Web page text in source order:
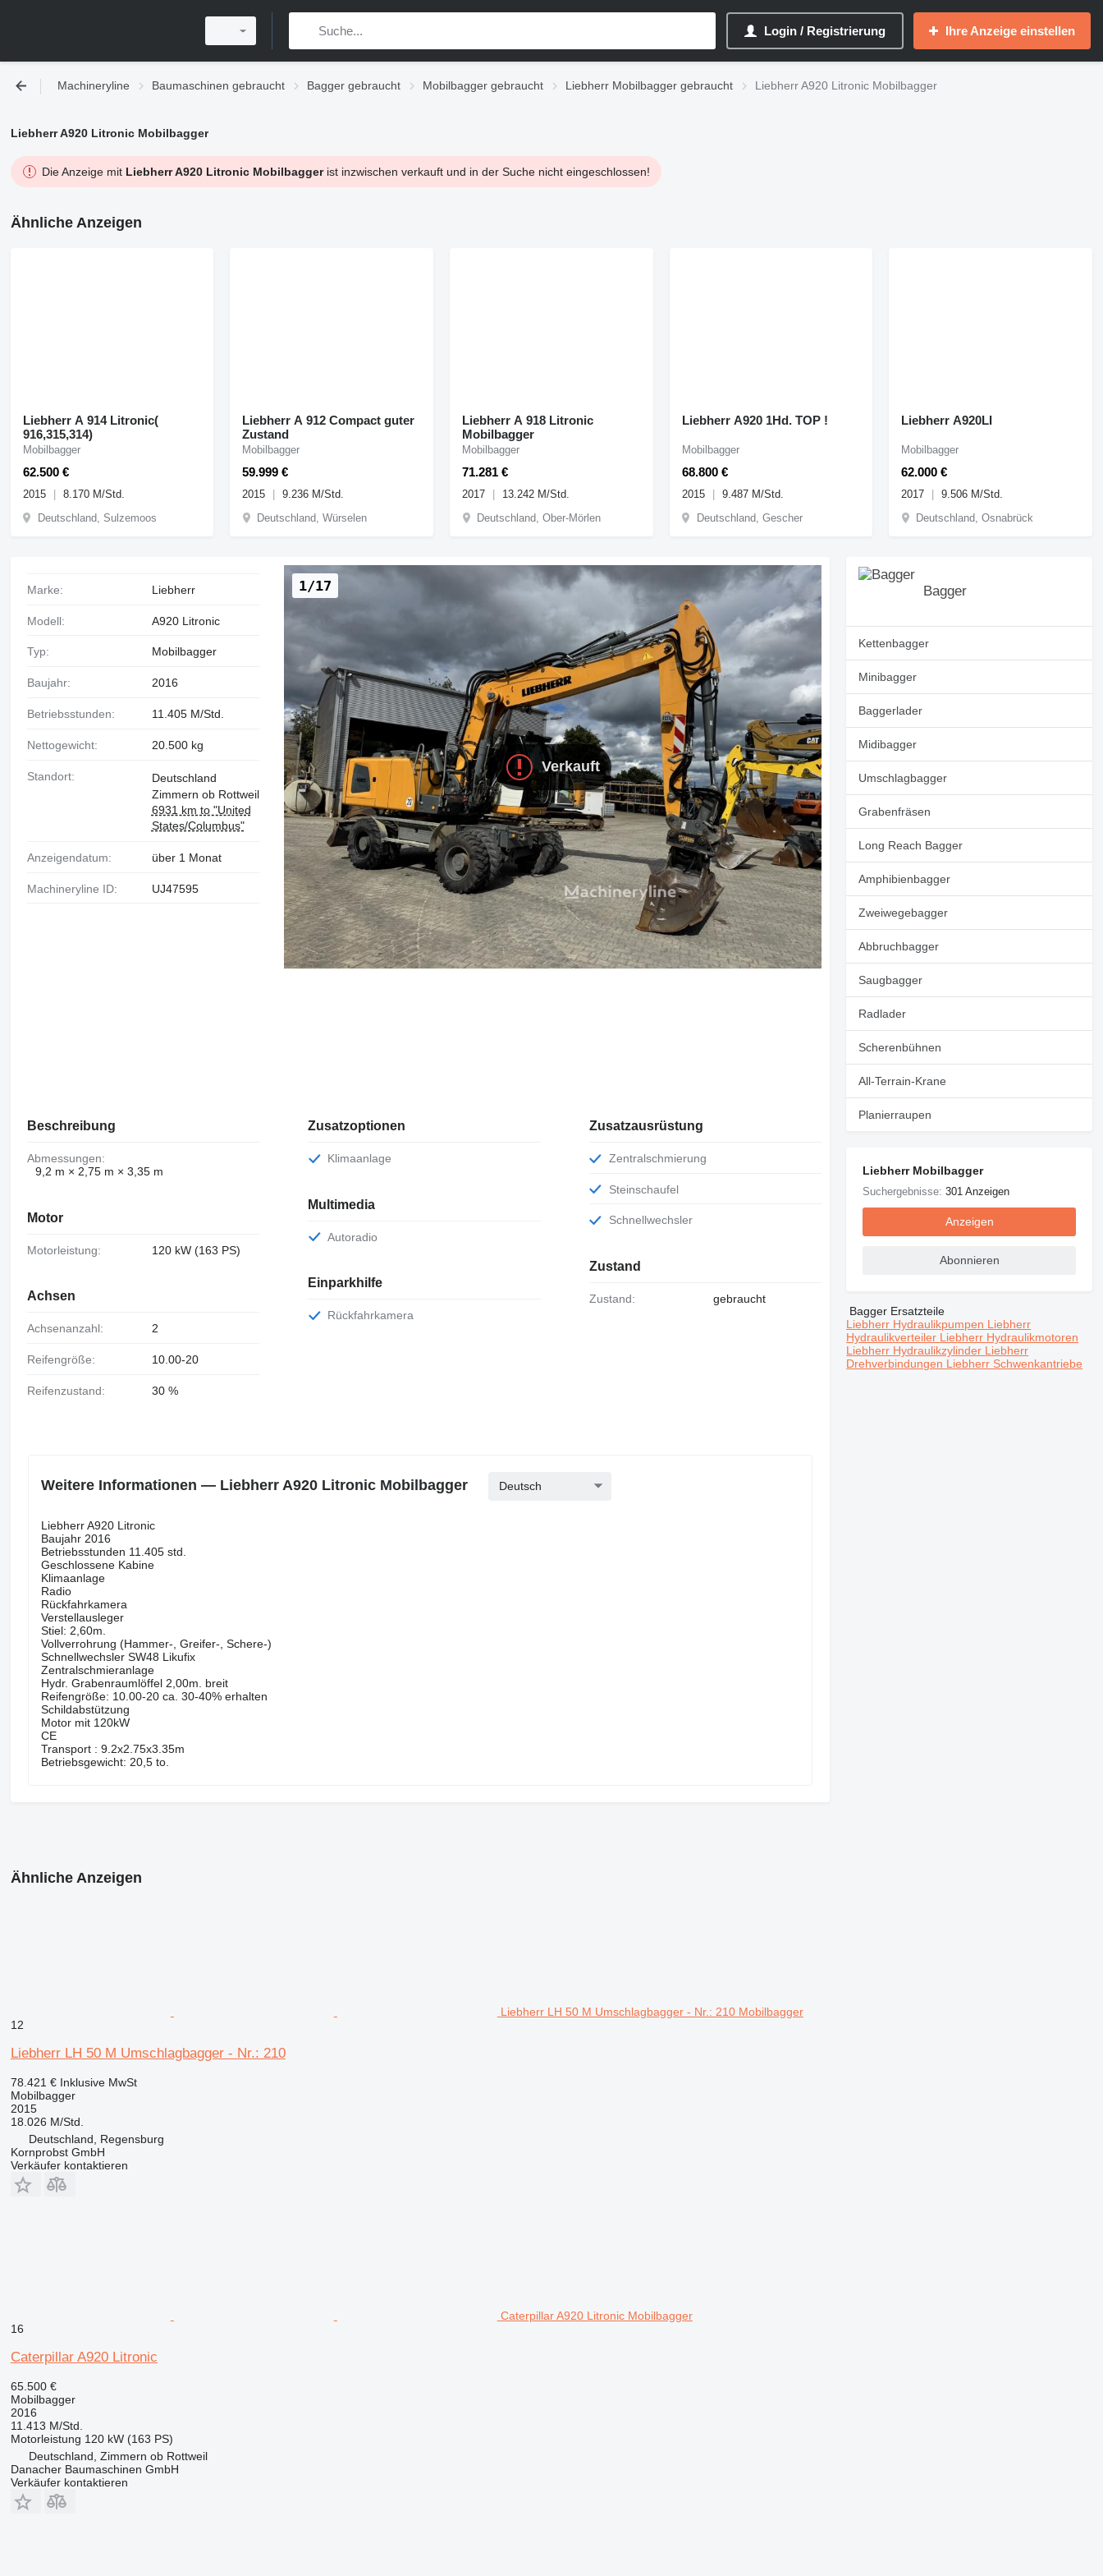
Login / Registrierung Ihre Anzeige einstellen
Machineryline Baumaschinen gebraucht Bagger gebraucht Mobilbagger gebraucht Liebherr Mobilbagger gebraucht Liebherr A920 Litronic Mobilbagger
Liebherr A920 Litronic Mobilbagger
Die Anzeige mit Liebherr A920 Litronic Mobilbaggerist inzwischen verkauft und in der Suche nicht eingeschlossen!
Ähnliche Anzeigen
Liebherr A 914 Litronic(
916,315,314)
62.500 €
Mobilbagger
2015
8.170 M/Std.
Deutschland, Sulzemoos
Liebherr A 912 Compact guter
Zustand
59.999 €
Mobilbagger
2015
9.236 M/Std.
Deutschland, Würselen
Liebherr A 918 Litronic
Mobilbagger
71.281 €
Mobilbagger
2017
13.242 M/Std.
Deutschland, Ober-Mörlen
Liebherr A920 1Hd. TOP !
68.800 €
Mobilbagger
2015
9.487 M/Std.
Deutschland, Gescher
Liebherr A920LI
62.000 €
Mobilbagger
2017
9.506 M/Std.
Deutschland, Osnabrück
Verkauft
1/17
Marke: Liebherr
Modell: A920 Litronic
Typ: Mobilbagger
Baujahr: 2016
Betriebsstunden: 11.405 M/Std.
Nettogewicht: 20.500 kg
Standort:
Deutschland
Zimmern ob Rottweil
6931 km to "United
States/Columbus"
Anzeigendatum: über 1 Monat
Machineryline ID: UJ47595
Beschreibung
Abmessungen:
9,2 m × 2,75 m × 3,35 m
Motor
Motorleistung: 120 kW (163 PS)
Achsen
Achsenanzahl: 2
Reifengröße: 10.00-20
Reifenzustand: 30 %
Zusatzoptionen
Klimaanlage
Multimedia
Autoradio
Einparkhilfe
Rückfahrkamera
Zusatzausrüstung
Zentralschmierung
Steinschaufel
Schnellwechsler
Zustand
Zustand: gebraucht
Weitere Informationen — Liebherr A920 Litronic Mobilbagger Deutsch
Liebherr A920 Litronic
Baujahr 2016
Betriebsstunden 11.405 std.
Geschlossene Kabine
Klimaanlage
Radio
Rückfahrkamera
Verstellausleger
Stiel: 2,60m.
Vollverrohrung (Hammer-, Greifer-, Schere-)
Schnellwechsler SW48 Likufix
Zentralschmieranlage
Hydr. Grabenraumlöffel 2,00m. breit
Reifengröße: 10.00-20 ca. 30-40% erhalten
Schildabstützung
Motor mit 120kW
CE
Transport : 9.2x2.75x3.35m
Betriebsgewicht: 20,5 to.
Bagger
Kettenbagger
Minibagger
Baggerlader
Midibagger
Umschlagbagger
Grabenfräsen
Long Reach Bagger
Amphibienbagger
Zweiwegebagger
Abbruchbagger
Saugbagger
Radlader
Scherenbühnen
All-Terrain-Krane
Planierraupen
Liebherr Mobilbagger
Suchergebnisse:301 Anzeigen
Anzeigen
Abonnieren
Bagger Ersatzteile
Liebherr Hydraulikpumpen Liebherr
Hydraulikverteiler Liebherr Hydraulikmotoren
Liebherr Hydraulikzylinder Liebherr
Drehverbindungen Liebherr Schwenkantriebe
Ähnliche Anzeigen
Liebherr LH 50 M Umschlagbagger - Nr.: 210 Mobilbagger
12
Liebherr LH 50 M Umschlagbagger - Nr.: 210
78.421 € Inklusive MwSt
Mobilbagger
2015
18.026 M/Std.
Deutschland, Regensburg
Kornprobst GmbH
Verkäufer kontaktieren
Caterpillar A920 Litronic Mobilbagger
16
Caterpillar A920 Litronic
65.500 €
Mobilbagger
2016
11.413 M/Std.
Motorleistung 120 kW (163 PS)
Deutschland, Zimmern ob Rottweil
Danacher Baumaschinen GmbH
Verkäufer kontaktieren